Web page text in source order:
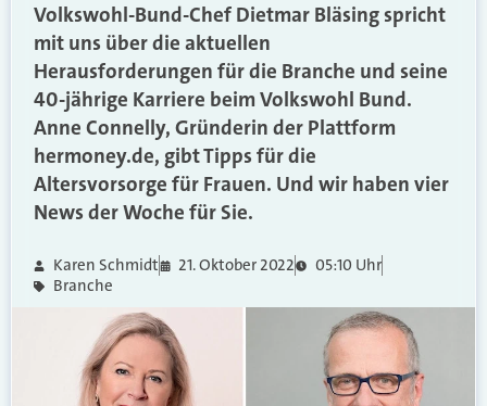
Volkswohl-Bund-Chef Dietmar Bläsing spricht
mit uns über die aktuellen
Herausforderungen für die Branche und seine
40-jährige Karriere beim Volkswohl Bund.
Anne Connelly, Gründerin der Plattform
hermoney.de, gibt Tipps für die
Altersvorsorge für Frauen. Und wir haben vier
News der Woche für Sie.
Karen Schmidt 21. Oktober 2022
05:10 Uhr
Branche